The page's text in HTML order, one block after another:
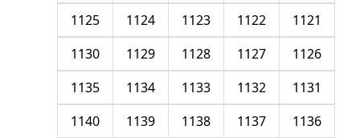
1121
1122
1123
1124
1125
1126
1127
1128
1129
1130
1131
1132
1133
1134
1135
1136
1137
1138
1139
1140